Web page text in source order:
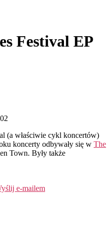
Festival EP
(a właściwie cykl koncertów)
koncerty odbywały się w The
Town. Były także
e-mailem